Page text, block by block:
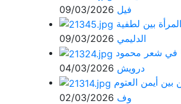
فيل 09/03/2026
بين لطفية
الدليمي 09/03/2026
في شعر محمود
درويش 04/03/2026
بين أيمن العتوم
وف 02/03/2026